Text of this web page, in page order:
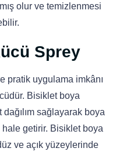
olur ve temizlenmesi
Sprey
pratik uygulama imkânı
Bisiklet boya
sağlayarak boya
hale getirir. Bisiklet boya
ve açık yüzeylerinde